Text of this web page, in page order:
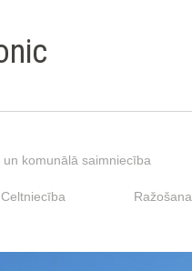
komunālā saimniecība
Celtniecība Ražošana